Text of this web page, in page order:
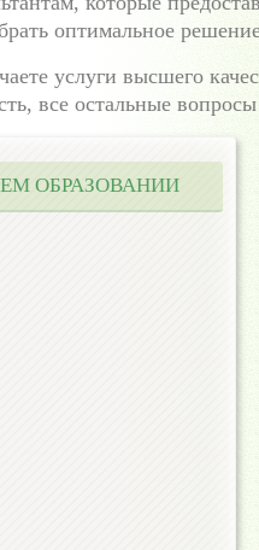
оптимальное
услуги высшего
все остальные
ОБРАЗОВАНИИ